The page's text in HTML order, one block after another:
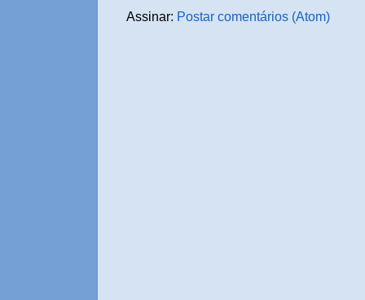
Assinar: Postar comentários (Atom)